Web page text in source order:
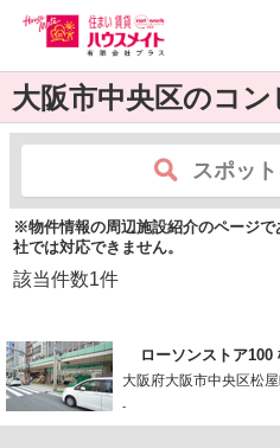
大阪市中央区のコ
スポッ
※物件情報の周辺施設紹介のページ
社では対応できません。
該当件数1件
ローソンストア100
大阪府大阪市中央区松
-